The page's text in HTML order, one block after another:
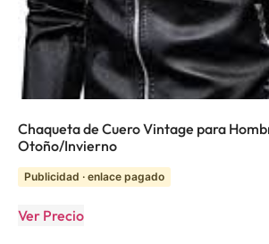
Chaqueta de Cuero Vintage para
Otoño/Invierno
Publicidad · enlace pagado
Ver Precio